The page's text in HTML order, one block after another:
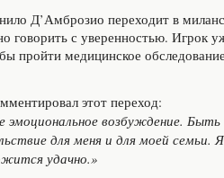
Д’Амброзио переходит в
говорить с уверенностью. Игрок
пройти медицинское
этот переход:
эмоциональное возбуждение. Быть
для меня и для моей семьи. Я
удачно.»